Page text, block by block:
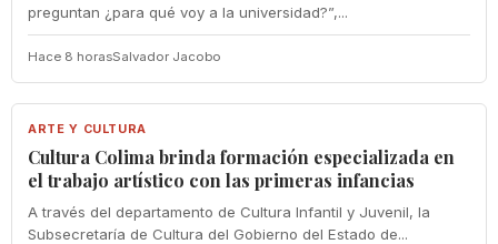
preguntan ¿para qué voy a la universidad?”,...
Hace 8 horasSalvador Jacobo
ARTE Y CULTURA
ARTE Y CULTURA
Cultura Colima brinda formación especializada en
el trabajo artístico con las primeras infancias
A través del departamento de Cultura Infantil y Juvenil, la
Subsecretaría de Cultura del Gobierno del Estado de...